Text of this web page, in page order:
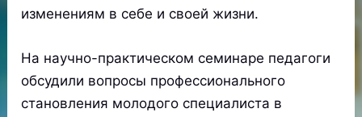
изменениям в себе и своей жизни.
На научно-практическом семинаре педагоги
обсудили вопросы профессионального
становления молодого специалиста в